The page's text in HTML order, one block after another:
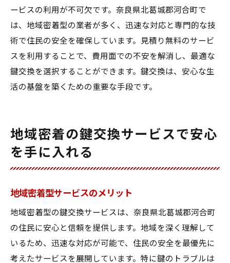
ービスの利用が不可欠です。奈良県北葛城郡河合町で
は、地域密着型の業者が多く、迅速な対応と専門的な技
術で住民の安全を確保しています。見積り無料のサービ
スを利用することで、費用面での不安を解消し、最適な
鍵交換を選択することができます。鍵交換は、安心な生
活の基盤を築くための重要な手段です。
地域密着の鍵交換サービスで安心
を手に入れる
地域密着型サービスのメリット
地域密着型の鍵交換サービスは、奈良県北葛城郡河合町
の住民に安心と信頼を提供します。地域を深く理解して
いるため、迅速な対応が可能で、住民の安全を最優先に
考えたサービスを展開しています。特に鍵のトラブルは